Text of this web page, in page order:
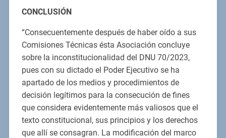
CONCLUSIÓN
“Consecuentemente después de haber oído a sus
Comisiones Técnicas ésta Asociación concluye
sobre la inconstitucionalidad del DNU 70/2023,
pues con su dictado el Poder Ejecutivo se ha
apartado de los medios y procedimientos de
decisión legítimos para la consecución de fines
que considera evidentemente más valiosos que el
texto constitucional, sus principios y los derechos
que allí se consagran. La modificación del marco